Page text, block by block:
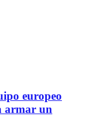
europeo
armar un